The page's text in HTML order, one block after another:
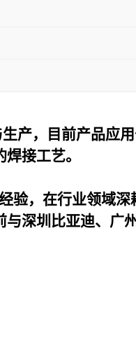
产，目前产品应
接工艺。
验，在行业领域
深圳比亚迪、广